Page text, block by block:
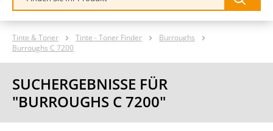
Tinte & Toner Tinte - Toner Finder
Burroughs
Burroughs C 7200
SUCHERGEBNISSE FÜR
"BURROUGHS C 7200"